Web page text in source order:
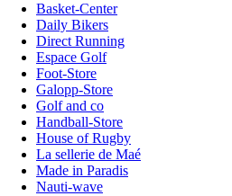
Basket-Center
Daily Bikers
Direct Running
Espace Golf
Foot-Store
Galopp-Store
Golf and co
Handball-Store
House of Rugby
La sellerie de Maé
Made in Paradis
Nauti-wave